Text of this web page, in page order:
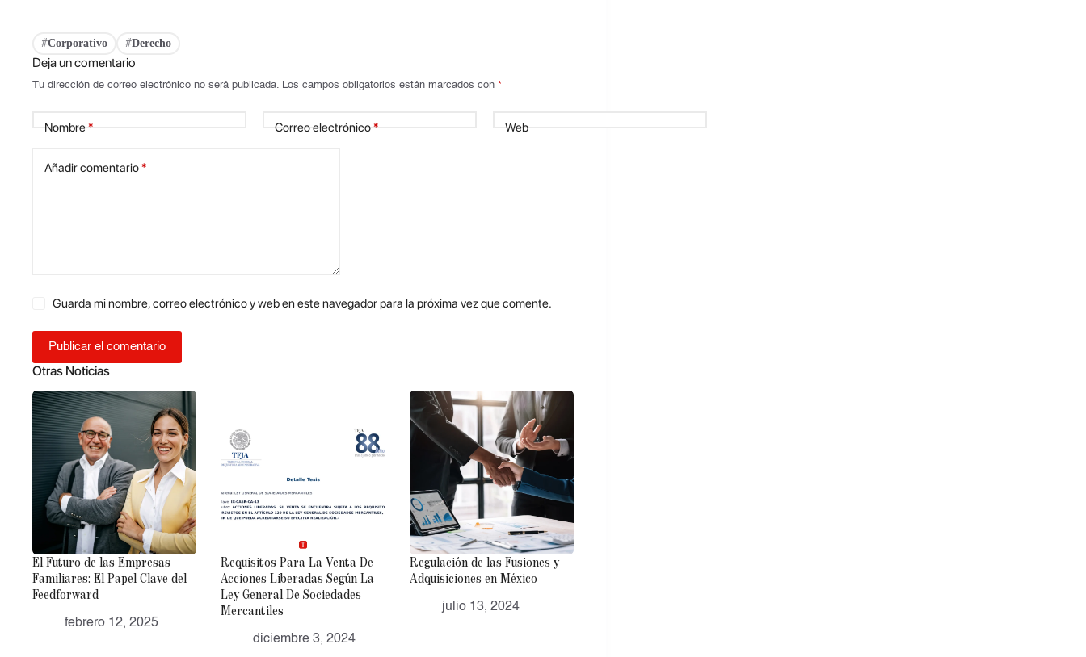
#Corporativo #Derecho
Deja un comentario
Tu dirección de correo electrónico no será publicada. Los campos obligatorios están marcados con *
Nombre* Correo electrónico* Web
Añadir comentario*
Guarda mi nombre, correo electrónico y web en este navegador para la próxima vez que comente.
Publicar el comentario
Otras Noticias
El Futuro de las Empresas
Familiares: El Papel Clave del
Feedforward
febrero 12, 2025
Requisitos Para La Venta De
Acciones Liberadas Según La
Ley General De Sociedades
Mercantiles
diciembre 3, 2024
Regulación de las Fusiones y
Adquisiciones en México
julio 13, 2024